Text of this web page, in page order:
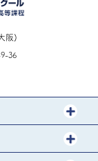
阪)
36